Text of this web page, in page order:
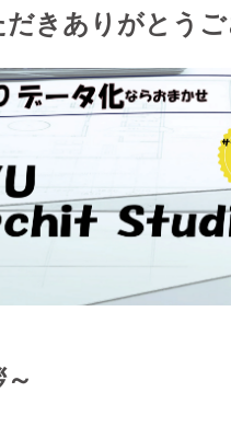
きありがとうご